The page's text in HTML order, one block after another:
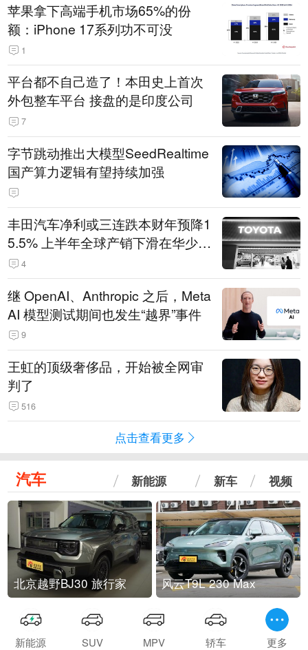
苹果拿下高端手机市场65%的份
额：iPhone 17系列功不可没
1
平台都不自己造了！本田史上首次
外包整车平台 接盘的是印度公司
7
字节跳动推出大模型SeedRealtime
国产算力逻辑有望持续加强
丰田汽车净利或三连跌本财年预降1
5.5% 上半年全球产销下滑在华少卖
14.3万辆
4
继 OpenAI、Anthropic 之后，Meta
AI 模型测试期间也发生“越界”事件
9
王虹的顶级奢侈品，开始被全网审
判了
516
点击查看更多
汽车 新能源 新车 视频
北京越野BJ30 旅行家 风云T9L 230 Max
新能源 SUV MPV 轿车 更多